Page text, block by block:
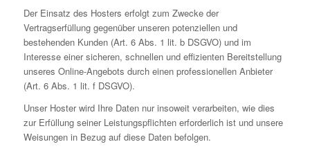
Der Einsatz des Hosters erfolgt zum Zwecke der
Vertragserfüllung gegenüber unseren potenziellen und
bestehenden Kunden (Art. 6 Abs. 1 lit. b DSGVO) und im
Interesse einer sicheren, schnellen und effizienten Bereitstellung
unseres Online-Angebots durch einen professionellen Anbieter
(Art. 6 Abs. 1 lit. f DSGVO).
Unser Hoster wird Ihre Daten nur insoweit verarbeiten, wie dies
zur Erfüllung seiner Leistungspflichten erforderlich ist und unsere
Weisungen in Bezug auf diese Daten befolgen.